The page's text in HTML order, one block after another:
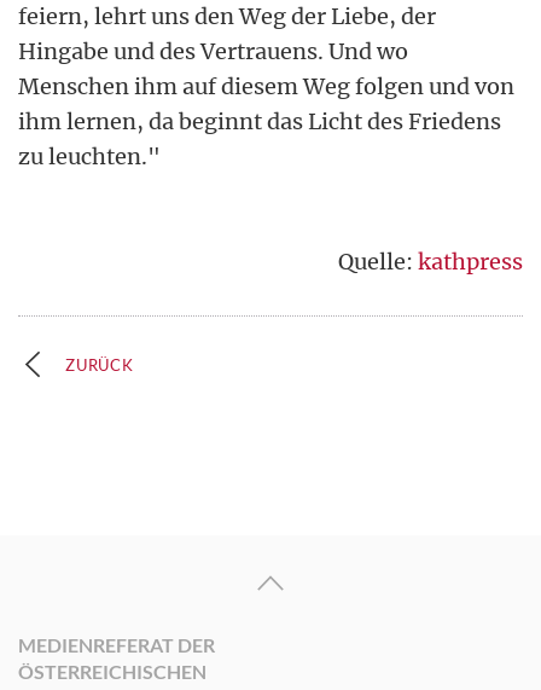
feiern, lehrt uns den Weg der Liebe, der
Hingabe und des Vertrauens. Und wo
Menschen ihm auf diesem Weg folgen und von
ihm lernen, da beginnt das Licht des Friedens
zu leuchten."
Quelle: kathpress
ZURÜCK
MEDIENREFERAT DER
ÖSTERREICHISCHEN